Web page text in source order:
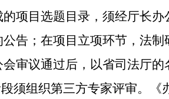
项目选题目录，须经厅长
告；在项目立项环节，法
审议通过后，以省司法厅
须组织第三方专家评审。《